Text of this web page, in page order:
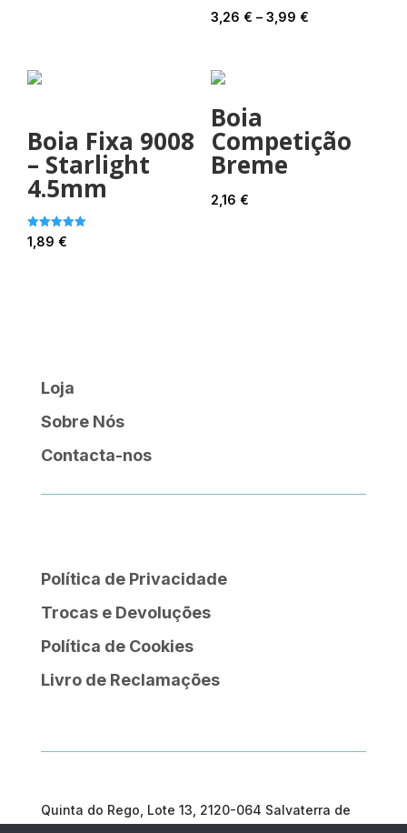
3,26 € – 3,99 €Price
Boia Fixa 9008
– Starlight
4.5mm
Avaliação
5.00
1,89 €
Boia
Competição
Breme
2,16 €
Loja
Sobre Nós
Contacta-nos
Política de Privacidade
Trocas e Devoluções
Política de Cookies
Livro de Reclamações
Quinta do Rego, Lote 13, 2120-064 Salvaterra de